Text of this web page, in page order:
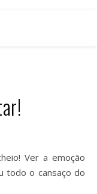
todo o cansaço do